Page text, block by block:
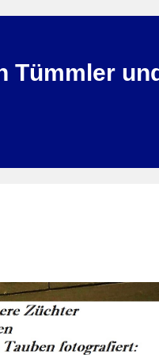
Tümmler